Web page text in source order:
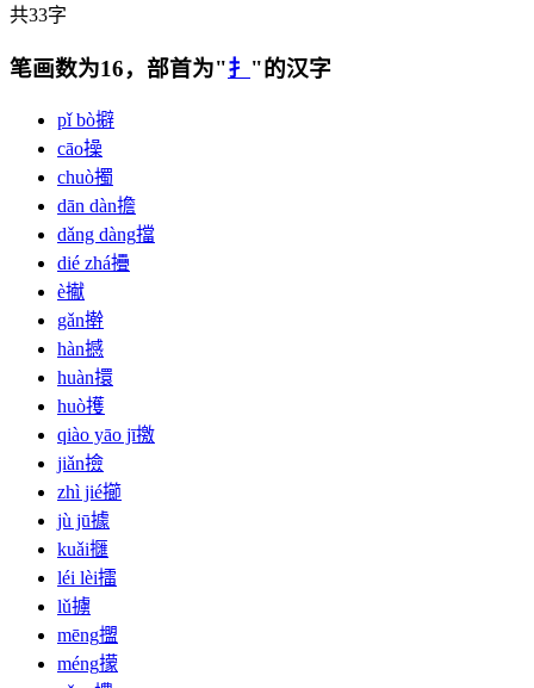
共33字
笔画数为16，部首为"扌 "的汉字
pǐ bò擗
cāo操
chuò擉
dān dàn擔
dǎng dàng擋
dié zhá㩹
è擜
gǎn擀
hàn撼
huàn擐
huò擭
qiào yāo jī撽
jiǎn撿
zhì jié擳
jù jū據
kuǎi擓
léi lèi擂
lǔ擄
mēng擝
méng㩚